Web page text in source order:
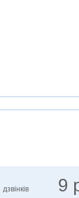
дзвінків 9